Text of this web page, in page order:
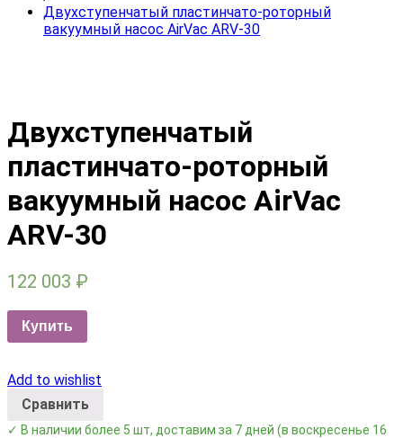
Двухступенчатый пластинчато-роторный
вакуумный насос AirVac ARV-30
Двухступенчатый
пластинчато-роторный
вакуумный насос AirVac
ARV-30
122 003 ₽
Купить
Add to wishlist
Сравнить
✓ В наличии более 5 шт, доставим за 7 дней (в воскресенье 16